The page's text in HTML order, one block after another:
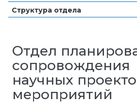
Структура отдела
Отдел
сопровождения
научных
мероприятий